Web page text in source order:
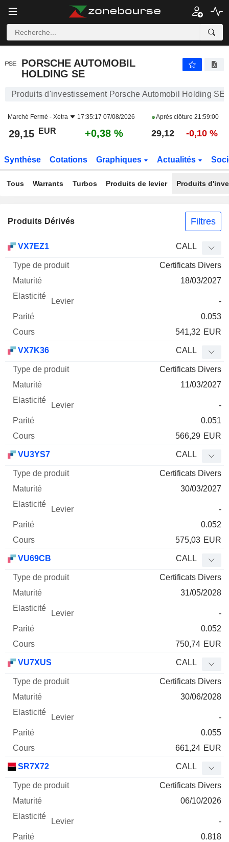
PORSCHE AUTOMOBIL
HOLDING SE
Produits d'investissement Porsche Automobil Holding SE
Marché Fermé - Xetra 17:35:17 07/08/2026 Après clôture 21:59:00
29,15 EUR +0,38 % 29,12 -0,10 %
Synthèse Cotations Graphiques Actualités
Tous Warrants Turbos Produits de levier Produits
Produits Dérivés Filtres
Mnemo Type produit
Elasticité Levier Parité
VX7EZ1 CALL
Certificats Divers
18/03/2027
-
0.053
541,32 EUR
VX7K36 CALL
Certificats Divers
11/03/2027
-
0.051
566,29 EUR
VU3YS7 CALL
Certificats Divers
30/03/2027
-
0.052
575,03 EUR
VU69CB CALL
Certificats Divers
31/05/2028
-
0.052
750,74 EUR
VU7XUS CALL
Certificats Divers
30/06/2028
-
0.055
661,24 EUR
SR7X72 CALL
Certificats Divers
06/10/2026
-
0.818